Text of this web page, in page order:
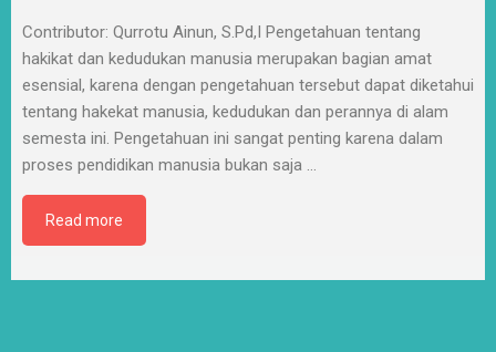
Contributor: Qurrotu Ainun, S.Pd,I Pengetahuan tentang
hakikat dan kedudukan manusia merupakan bagian amat
esensial, karena dengan pengetahuan tersebut dapat diketahui
tentang hakekat manusia, kedudukan dan perannya di alam
semesta ini. Pengetahuan ini sangat penting karena dalam
proses pendidikan manusia bukan saja
Read more